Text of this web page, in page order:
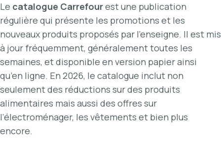
Le catalogue Carrefourest une publication
régulière qui présente les promotions et les
nouveaux produits proposés par l’enseigne. Il est mis
à jour fréquemment, généralement toutes les
semaines, et disponible en version papier ainsi
qu’en ligne. En 2026, le catalogue inclut non
seulement des réductions sur des produits
alimentaires mais aussi des offres sur
l’électroménager, les vêtements et bien plus
encore.